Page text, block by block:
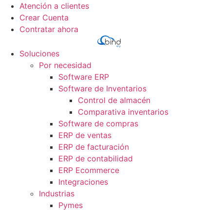
contenido
Atención a clientes
Crear Cuenta
Contratar ahora
Soluciones
Por necesidad
Software ERP
Software de Inventarios
Control de almacén
Comparativa inventarios
Software de compras
ERP de ventas
ERP de facturación
ERP de contabilidad
ERP Ecommerce
Integraciones
Industrias
Pymes